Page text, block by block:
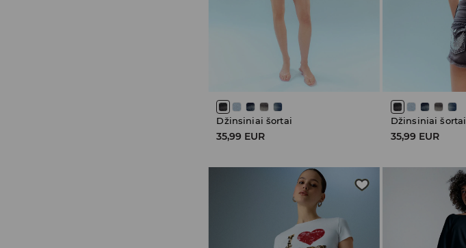
Džinsiniai šortai
35,99 EUR
Džinsiniai šortai
35,99 EUR